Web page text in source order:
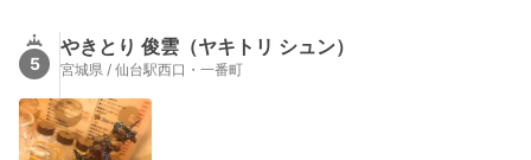
5
やきとり 俊雲（ヤキトリ シュン）
宮城県 / 仙台駅西口・一番町